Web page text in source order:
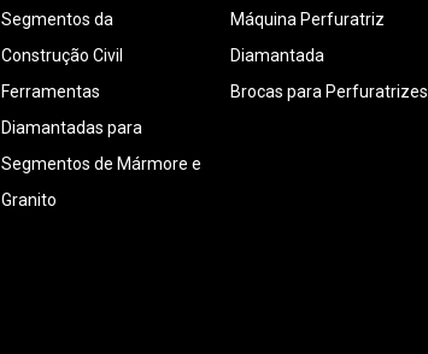
Segmentos da
Construção Civil
Ferramentas
Diamantadas para
Segmentos de Mármore e
Granito
Máquina Perfuratriz
Diamantada
Brocas para Perfuratrizes